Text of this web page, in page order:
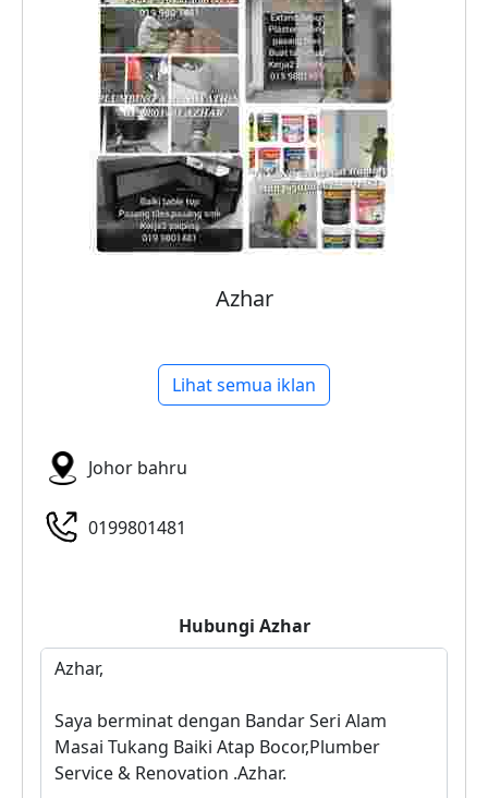
Azhar
Lihat semua iklan
Johor bahru
0199801481
Hubungi Azhar